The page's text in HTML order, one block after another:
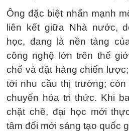
Ông đặc biệt nhấn mạnh
liên kết giữa Nhà nước,
học, đang là nền tảng
công nghệ lớn trên thế
chế và đặt hàng chiến
tới nhu cầu thị trường;
chuyển hóa tri thức. Khi
chặt chẽ, đại học mới
tâm đổi mới sáng tạo quốc